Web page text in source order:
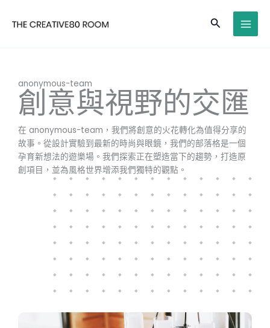
Search
anonymous-team
創意與視野的交匯
在 anonymous-team，我們將創意的火花轉化為值得分享的
故事。從設計實驗到最新的時尚與眼鏡，我們的部落格是一個
孕育新想法的遊樂場。我們探索正在塑造當下的趨勢，打造原
創項目，並為風格世界增添我們獨特的觀點。